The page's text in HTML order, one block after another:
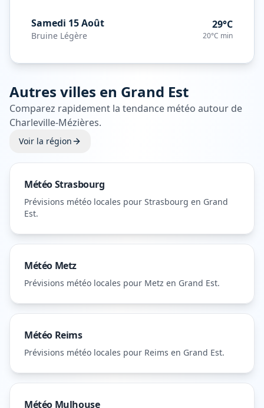
Samedi 15 Août
Bruine Légère
29°C
20°C min
Autres villes en Grand Est
Comparez rapidement la tendance météo autour de
Charleville-Mézières.
Voir la région
MétéoStrasbourg
Prévisions météo locales pour Strasbourg en Grand
Est.
Météo Metz
Prévisions météo locales pour Metz en Grand Est.
Météo Reims
Prévisions météo locales pour Reims en Grand Est.
Météo Mulhouse